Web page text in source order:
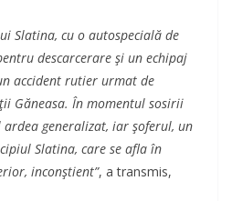
Slatina, cu o autospecială de
descarcerare şi un echipaj
accident rutier urmat de
Găneasa. În momentul sosirii
generalizat, iar şoferul, un
Slatina, care se afla în
inconştient”, a transmis,